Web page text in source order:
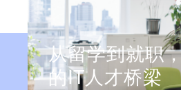
从留学到就职
的IT人才桥梁